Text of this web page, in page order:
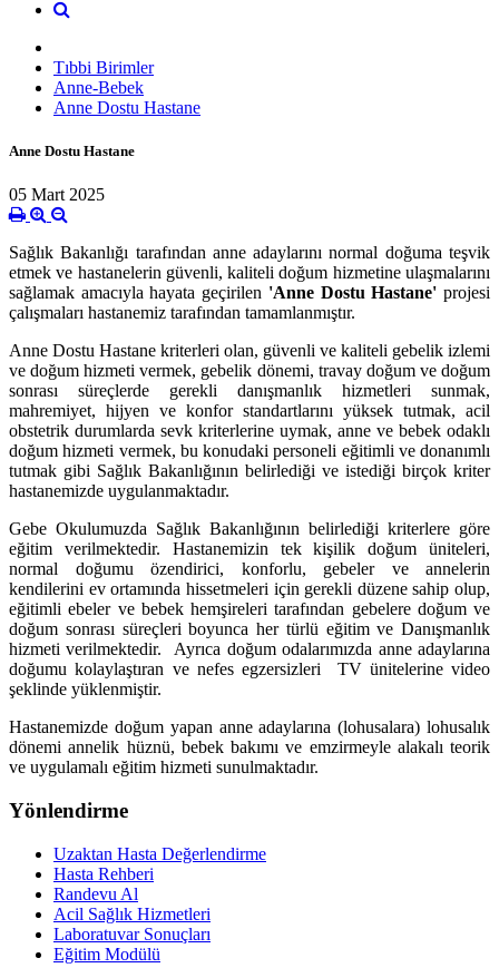
Tıbbi Birimler
Anne-Bebek
Anne Dostu Hastane
Anne Dostu Hastane
05 Mart 2025
Sağlık Bakanlığı tarafından anne adaylarını normal doğuma teşvik
etmek ve hastanelerin güvenli, kaliteli doğum hizmetine ulaşmalarını
sağlamak amacıyla hayata geçirilen 'Anne Dostu Hastane'projesi
çalışmaları hastanemiz tarafından tamamlanmıştır.
Anne Dostu Hastane kriterleri olan, güvenli ve kaliteli gebelik izlemi
ve doğum hizmeti vermek, gebelik dönemi, travay doğum ve doğum
sonrası süreçlerde gerekli danışmanlık hizmetleri sunmak,
mahremiyet, hijyen ve konfor standartlarını yüksek tutmak, acil
obstetrik durumlarda sevk kriterlerine uymak, anne ve bebek odaklı
doğum hizmeti vermek, bu konudaki personeli eğitimli ve donanımlı
tutmak gibi Sağlık Bakanlığının belirlediği ve istediği birçok kriter
hastanemizde uygulanmaktadır.
Gebe Okulumuzda Sağlık Bakanlığının belirlediği kriterlere göre
eğitim verilmektedir. Hastanemizin tek kişilik doğum üniteleri,
normal doğumu özendirici, konforlu, gebeler ve annelerin
kendilerini ev ortamında hissetmeleri için gerekli düzene sahip olup,
eğitimli ebeler ve bebek hemşireleri tarafından gebelere doğum ve
doğum sonrası süreçleri boyunca her türlü eğitim ve Danışmanlık
hizmeti verilmektedir. Ayrıca doğum odalarımızda anne adaylarına
doğumu kolaylaştıran ve nefes egzersizleri TV ünitelerine video
şeklinde yüklenmiştir.
Hastanemizde doğum yapan anne adaylarına (lohusalara) lohusalık
dönemi annelik hüznü, bebek bakımı ve emzirmeyle alakalı teorik
ve uygulamalı eğitim hizmeti sunulmaktadır.
Yönlendirme
Uzaktan Hasta Değerlendirme
Hasta Rehberi
Randevu Al
Acil Sağlık Hizmetleri
Laboratuvar Sonuçları
Eğitim Modülü